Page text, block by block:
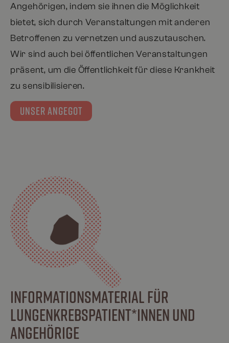
Angehörigen, indem sie ihnen die Möglichkeit
bietet, sich durch Veranstaltungen mit anderen
Betroffenen zu vernetzen und auszutauschen.
Wir sind auch bei öffentlichen Veranstaltungen
präsent, um die Öffentlichkeit für diese Krankheit
zu sensibilisieren.
UNSER ANGEGOT
INFORMATIONSMATERIAL FÜR
LUNGENKREBSPATIENT*INNEN UND
ANGEHÖRIGE